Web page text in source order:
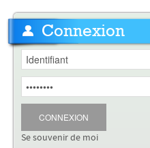
Connexion
CONNEXION
Se souvenir de moi